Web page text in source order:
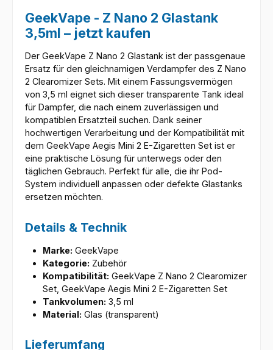
GeekVape - Z Nano 2 Glastank
3,5ml – jetzt kaufen
Der GeekVape Z Nano 2 Glastank ist der passgenaue
Ersatz für den gleichnamigen Verdampfer des Z Nano
2 Clearomizer Sets. Mit einem Fassungsvermögen
von 3,5 ml eignet sich dieser transparente Tank ideal
für Dampfer, die nach einem zuverlässigen und
kompatiblen Ersatzteil suchen. Dank seiner
hochwertigen Verarbeitung und der Kompatibilität mit
dem GeekVape Aegis Mini 2 E-Zigaretten Set ist er
eine praktische Lösung für unterwegs oder den
täglichen Gebrauch. Perfekt für alle, die ihr Pod-
System individuell anpassen oder defekte Glastanks
ersetzen möchten.
Details & Technik
Marke: GeekVape
Kategorie: Zubehör
Kompatibilität: GeekVape Z Nano 2 Clearomizer
Set, GeekVape Aegis Mini 2 E-Zigaretten Set
Tankvolumen: 3,5 ml
Material: Glas (transparent)
Lieferumfang